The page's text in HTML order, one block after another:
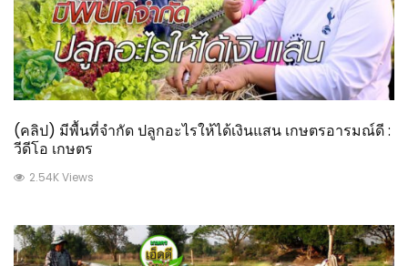
(คลิป) มีพื้นที่จำกัด ปลูกอะไรให้ได้เงินแสน เกษตรอารมณ์ดี :
วีดีโอ เกษตร
2.54K Views